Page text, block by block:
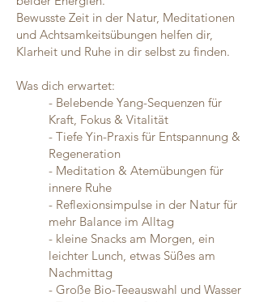
Bewusste Zeit in der Natur, Meditationen
und Achtsamkeitsübungen helfen dir,
Klarheit und Ruhe in dir selbst zu finden.
Was dich erwartet:
- Belebende Yang-Sequenzen für
Kraft, Fokus & Vitalität
- Tiefe Yin-Praxis für Entspannung &
Regeneration
- Meditation & Atemübungen für
innere Ruhe
- Reflexionsimpulse in der Natur für
mehr Balance im Alltag
- kleine Snacks am Morgen, ein
leichter Lunch, etwas Süßes am
Nachmittag
- Große Bio-Teeauswahl und Wasser